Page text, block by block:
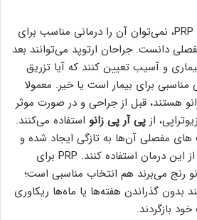
با وجود ایمن بودن درمان PRP، نمی‌توان آن را درمانی مناسب برای
دانست. جراحان ارتوپد می‌توانند بعد
و آسیب تعیین کنند که آیا تزریق
مناسبی برای بیمار است یا خیر. معمولا
زانو هستند، قبل از جراحی و در صورت موثر
از پی آر پی زانو استفاده می‌کنند.
مفصلی آن‌ها به تازگی ایجاد شده و
بسیار حاد نبوده می‌توانند از این درمان استفاده کنند. PRP برای
رنج می‌برند هم انتخاب مناسبی است؛
بدون گذراندن هفته‌ها یا ماه‌ها ریکاوری
بازگردند.